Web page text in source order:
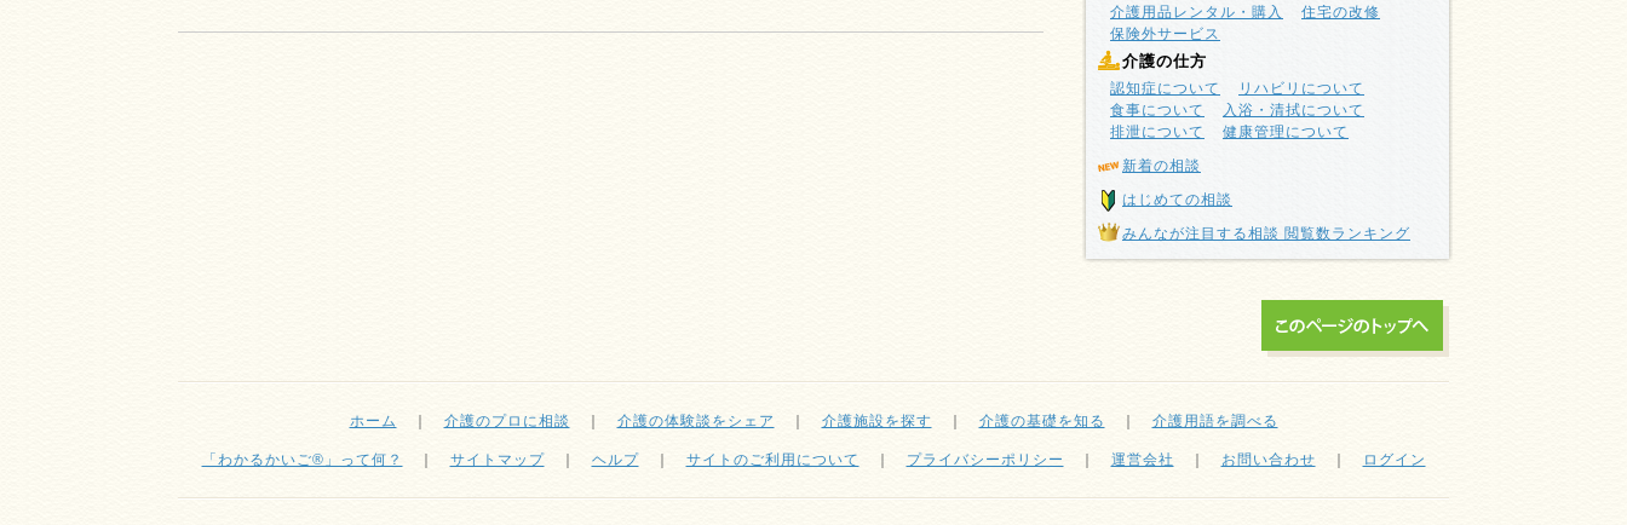
介護用品レンタル・購入
住宅の改修
保険外サービス
介護の仕方
認知症について
リハビリについて
食事について
入浴・清拭について
排泄について
健康管理について
新着の相談
はじめての相談
みんなが注目する相談 閲覧数ランキング
ホーム 介護のプロに相談 介護の体験談をシェア 介護施設を探す 介護の基礎を知る 介護用語を調べる
「わかるかいご®」って何？ サイトマップ｜ ヘルプ｜ サイトのご利用について プライバシーポリシー 運営会社 お問い合わせ ログイン